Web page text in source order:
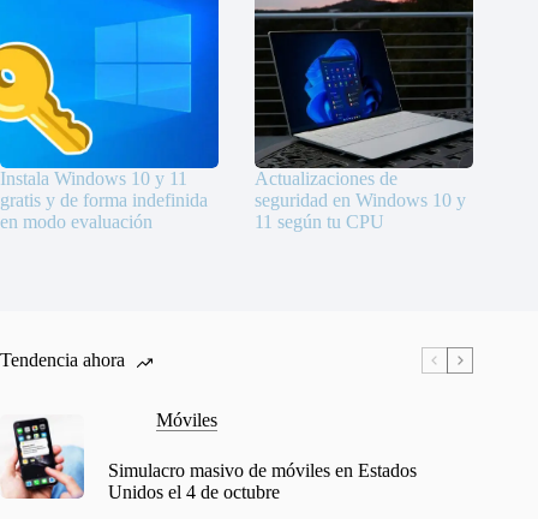
Instala Windows 10 y 11
gratis y de forma indefinida
en modo evaluación
Actualizaciones de
seguridad en Windows 10 y
11 según tu CPU
Tendencia ahora
Móviles
Simulacro masivo de móviles en Estados
Unidos el 4 de octubre